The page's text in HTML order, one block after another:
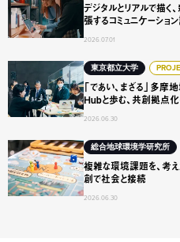
デジタルとリアルで描
張するコミュニケーショ
2026.07.01
東京都立大学
「であい、まざる」多
Hubと歩む、共創拠点
2026.06.30
「であい、まざる」多摩地
総合地球環境学研究所
複雑な環境課題を、考
創で社会と接続
2026.06.30
複雑な環境課題を、考えたく